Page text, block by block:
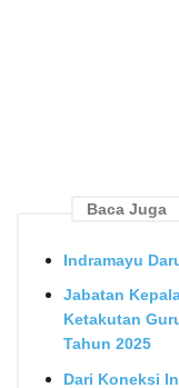
Baca Juga
Indramayu
Jabatan
Ketakutan
Tahun 2025
Dari Koneksi